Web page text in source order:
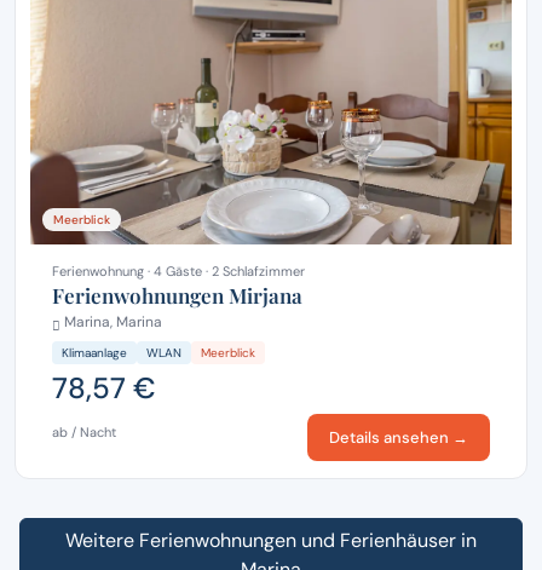
Meerblick
Ferienwohnung · 4 Gäste · 2 Schlafzimmer
Ferienwohnungen Mirjana
Marina, Marina
Klimaanlage WLAN Meerblick
78,57 €
ab / Nacht Details ansehen →
Weitere Ferienwohnungen und Ferienhäuser in